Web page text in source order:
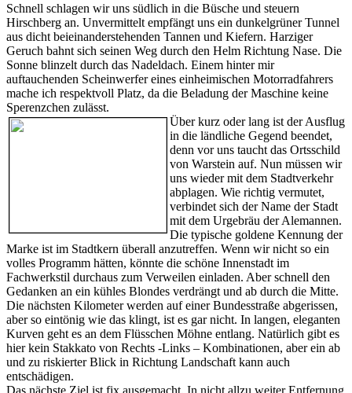
Schnell schlagen wir uns südlich in die Büsche und steuern
Hirschberg an. Unvermittelt empfängt uns ein dunkelgrüner Tunnel
aus dicht beieinanderstehenden Tannen und Kiefern. Harziger
Geruch bahnt sich seinen Weg durch den Helm Richtung Nase. Die
Sonne blinzelt durch das Nadeldach. Einem hinter mir
auftauchenden Scheinwerfer eines einheimischen Motorradfahrers
mache ich respektvoll Platz, da die Beladung der Maschine keine
Sperenzchen zulässt.
Über kurz oder lang ist der Ausflug
in die ländliche Gegend beendet,
denn vor uns taucht das Ortsschild
von Warstein auf. Nun müssen wir
uns wieder mit dem Stadtverkehr
abplagen. Wie richtig vermutet,
verbindet sich der Name der Stadt
mit dem Urgebräu der Alemannen.
Die typische goldene Kennung der
Marke ist im Stadtkern überall anzutreffen. Wenn wir nicht so ein
volles Programm hätten, könnte die schöne Innenstadt im
Fachwerkstil durchaus zum Verweilen einladen. Aber schnell den
Gedanken an ein kühles Blondes verdrängt und ab durch die Mitte.
Die nächsten Kilometer werden auf einer Bundesstraße abgerissen,
aber so eintönig wie das klingt, ist es gar nicht. In langen, eleganten
Kurven geht es an dem Flüsschen Möhne entlang. Natürlich gibt es
hier kein Stakkato von Rechts -Links – Kombinationen, aber ein ab
und zu riskierter Blick in Richtung Landschaft kann auch
entschädigen.
Das nächste Ziel ist fix ausgemacht. In nicht allzu weiter Entfernung